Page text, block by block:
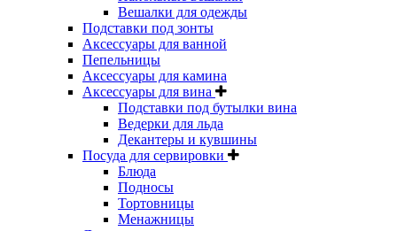
Вешалки для одежды
Подставки под зонты
Аксессуары для ванной
Пепельницы
Аксессуары для камина
Аксессуары для вина
Подставки под бутылки вина
Ведерки для льда
Декантеры и кувшины
Посуда для сервировки
Блюда
Подносы
Тортовницы
Менажницы